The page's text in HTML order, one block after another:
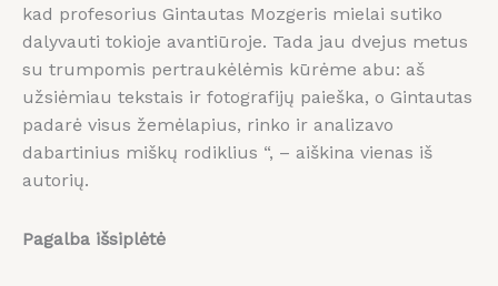
kad profesorius Gintautas Mozgeris mielai sutiko
dalyvauti tokioje avantiūroje. Tada jau dvejus metus
su trumpomis pertraukėlėmis kūrėme abu: aš
užsiėmiau tekstais ir fotografijų paieška, o Gintautas
padarė visus žemėlapius, rinko ir analizavo
dabartinius miškų rodiklius “, – aiškina vienas iš
autorių.
Pagalba išsiplėtė